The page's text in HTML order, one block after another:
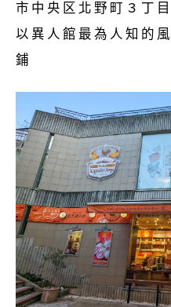
市中央区北野町３丁
以異人館最為人知的
鋪